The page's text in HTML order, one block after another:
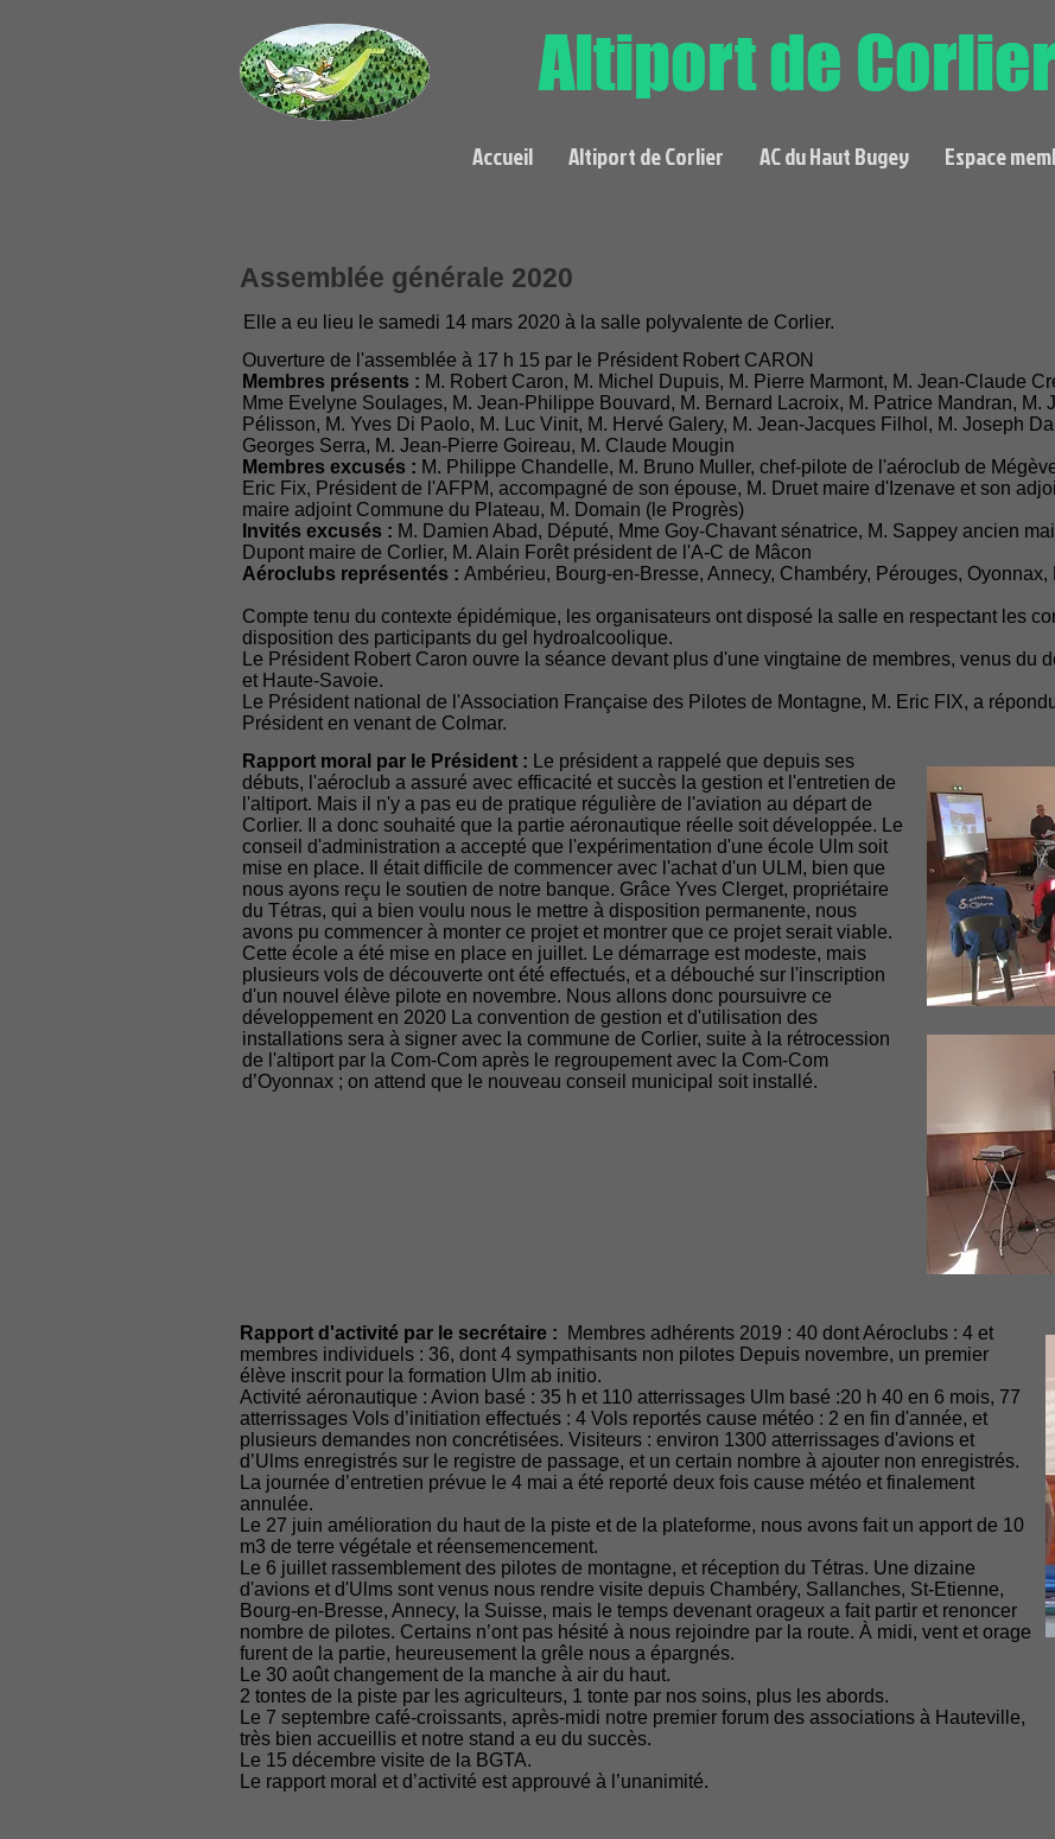
Altiport de Corlier
Accueil Altiport de Corlier AC du Haut Bugey Espace
Assemblée générale 2020
Elle a eu lieu le samedi 14 mars 2020 à la salle polyvalente de Corlier.
Ouverture de l'assemblée à 17 h 15 par le Président Robert CARON
Membres présents : M. Robert Caron, M. Michel Dupuis, M. Pierre Marmont, M. Jean-Claude
Mme Evelyne Soulages, M. Jean-Philippe Bouvard, M. Bernard Lacroix, M. Patrice Mandran, M.
Pélisson, M. Yves Di Paolo, M. Luc Vinit, M. Hervé Galery, M. Jean-Jacques Filhol, M. Joseph
Georges Serra, M. Jean-Pierre Goireau, M. Claude Mougin
Membres excusés : M. Philippe Chandelle, M. Bruno Muller, chef-pilote de l'aéroclub de
Eric Fix, Président de l'AFPM, accompagné de son épouse, M. Druet maire d'Izenave et son
maire adjoint Commune du Plateau, M. Domain (le Progrès)
Invités excusés : M. Damien Abad, Député, Mme Goy-Chavant sénatrice, M. Sappey ancien
Dupont maire de Corlier, M. Alain Forêt président de l'A-C de Mâcon
Aéroclubs représentés : Ambérieu, Bourg-en-Bresse, Annecy, Chambéry, Pérouges, Oyonnax,
Compte tenu du contexte épidémique, les organisateurs ont disposé la salle en respectant les
disposition des participants du gel hydroalcoolique.
Le Président Robert Caron ouvre la séance devant plus d'une vingtaine de membres, venus du
et Haute-Savoie.
Le Président national de l'Association Française des Pilotes de Montagne, M. Eric FIX, a
Président en venant de Colmar.
Rapport moral par le Président : Le président a rappelé que depuis ses
débuts, l'aéroclub a assuré avec efficacité et succès la gestion et l'entretien de
l'altiport. Mais il n'y a pas eu de pratique régulière de l'aviation au départ de
Corlier. Il a donc souhaité que la partie aéronautique réelle soit développée. Le
conseil d'administration a accepté que l'expérimentation d'une école Ulm soit
mise en place. Il était difficile de commencer avec l'achat d'un ULM, bien que
nous ayons reçu le soutien de notre banque. Grâce Yves Clerget, propriétaire
du Tétras, qui a bien voulu nous le mettre à disposition permanente, nous
avons pu commencer à monter ce projet et montrer que ce projet serait viable.
Cette école a été mise en place en juillet. Le démarrage est modeste, mais
plusieurs vols de découverte ont été effectués, et a débouché sur l'inscription
d'un nouvel élève pilote en novembre. Nous allons donc poursuivre ce
développement en 2020 La convention de gestion et d'utilisation des
installations sera à signer avec la commune de Corlier, suite à la rétrocession
de l'altiport par la Com-Com après le regroupement avec la Com-Com
d’Oyonnax ; on attend que le nouveau conseil municipal soit installé.
Rapport d'activité par le secrétaire : Membres adhérents 2019 : 40 dont Aéroclubs : 4 et
membres individuels : 36, dont 4 sympathisants non pilotes Depuis novembre, un premier
élève inscrit pour la formation Ulm ab initio.
Activité aéronautique : Avion basé : 35 h et 110 atterrissages Ulm basé :20 h 40 en 6 mois, 77
atterrissages Vols d’initiation effectués : 4 Vols reportés cause météo : 2 en fin d'année, et
plusieurs demandes non concrétisées. Visiteurs : environ 1300 atterrissages d'avions et
d’Ulms enregistrés sur le registre de passage, et un certain nombre à ajouter non enregistrés.
La journée d’entretien prévue le 4 mai a été reporté deux fois cause météo et finalement
annulée.
Le 27 juin amélioration du haut de la piste et de la plateforme, nous avons fait un apport de 10
m3 de terre végétale et réensemencement.
Le 6 juillet rassemblement des pilotes de montagne, et réception du Tétras. Une dizaine
d'avions et d'Ulms sont venus nous rendre visite depuis Chambéry, Sallanches, St-Etienne,
Bourg-en-Bresse, Annecy, la Suisse, mais le temps devenant orageux a fait partir et renoncer
nombre de pilotes. Certains n’ont pas hésité à nous rejoindre par la route. À midi, vent et orage
furent de la partie, heureusement la grêle nous a épargnés.
Le 30 août changement de la manche à air du haut.
2 tontes de la piste par les agriculteurs, 1 tonte par nos soins, plus les abords.
Le 7 septembre café-croissants, après-midi notre premier forum des associations à Hauteville,
très bien accueillis et notre stand a eu du succès.
Le 15 décembre visite de la BGTA.
Le rapport moral et d’activité est approuvé à l’unanimité.